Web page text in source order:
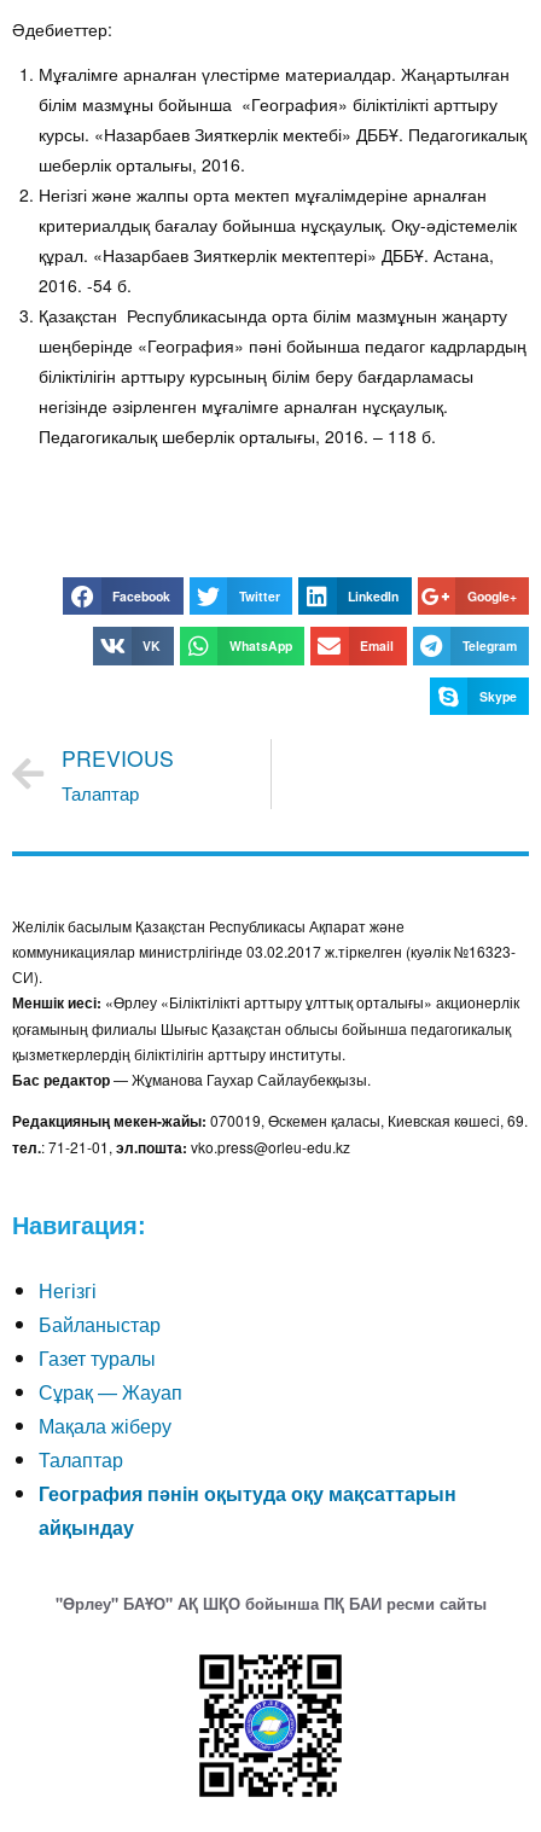
Әдебиеттер:
Мұғалімге арналған үлестірме материалдар. Жаңартылған
білім мазмұны бойынша «География» біліктілікті арттыру
курсы. «Назарбаев Зияткерлік мектебі» ДББҰ. Педагогикалық
шеберлік орталығы, 2016.
Негізгі және жалпы орта мектеп мұғалімдеріне арналған
критериалдық бағалау бойынша нұсқаулық. Оқу-әдістемелік
құрал. «Назарбаев Зияткерлік мектептері» ДББҰ. Астана,
2016. -54 б.
Қазақстан Республикасында орта білім мазмұнын жаңарту
шеңберінде «География» пәні бойынша педагог кадрлардың
біліктілігін арттыру курсының білім беру бағдарламасы
негізінде әзірленген мұғалімге арналған нұсқаулық.
Педагогикалық шеберлік орталығы, 2016. – 118 б.
Facebook Twitter LinkedIn Google+
VK WhatsApp Email Telegram
Skype
PREVIOUS
Талаптар
Желілік басылым Қазақстан Республикасы Ақпарат және
коммуникациялар министрлігінде 03.02.2017 ж.тіркелген (куәлік №16323-
СИ).
Меншік иесі: «Өрлеу «Біліктілікті арттыру ұлттық орталығы» акционерлік
қоғамының филиалы Шығыс Қазақстан облысы бойынша педагогикалық
қызметкерлердің біліктілігін арттыру институты.
Бас редактор— Жұманова Гаухар Сайлаубекқызы.
Редакцияның мекен-жайы: 070019, Өскемен қаласы, Киевская көшесі, 69.
тел.: 71-21-01, эл.пошта: vko.press@orleu-edu.kz
Навигация:
Негізгі
Байланыстар
Газет туралы
Сұрақ — Жауап
Мақала жіберу
Талаптар
География пәнін оқытуда оқу мақсаттарын
айқындау
"Өрлеу" БАҰО" АҚ ШҚО бойынша ПҚ БАИ ресми сайты